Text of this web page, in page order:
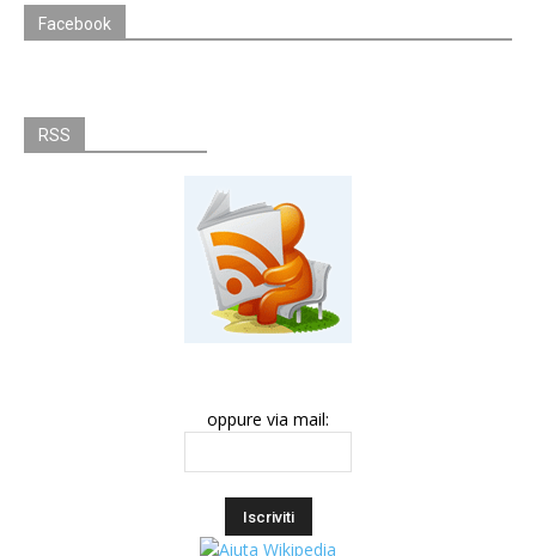
Facebook
RSS
oppure via mail: